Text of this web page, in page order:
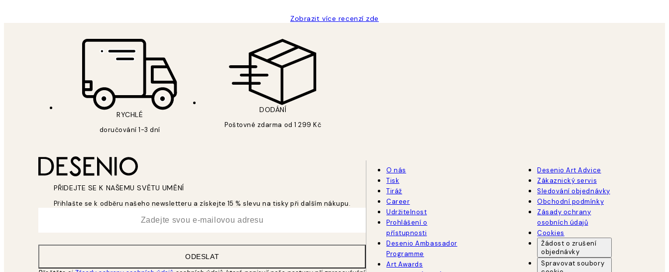
Zobrazit více recenzí zde
RYCHLÉ
doručování 1-3 dní
DODÁNÍ
Poštovné zdarma od 1 299 Kč
PŘIDEJTE SE K NAŠEMU SVĚTU UMĚNÍ
Přihlašte se k odběru našeho newsletteru a získejte 15 % slevu na tisky při dalším nákupu.
ODESLAT
O nás
Tisk
Tiráž
Career
Udržitelnost
Prohlášení o
přístupnosti
Desenio Ambassador
Programme
Art Awards
Desenio Art Advice
Zákaznický servis
Sledování objednávky
Obchodní podmínky
Zásady ochrany
osobních údajů
Cookies
Žádost o zrušení
objednávky
Spravovat soubory